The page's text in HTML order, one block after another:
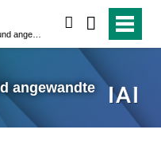
angewandte